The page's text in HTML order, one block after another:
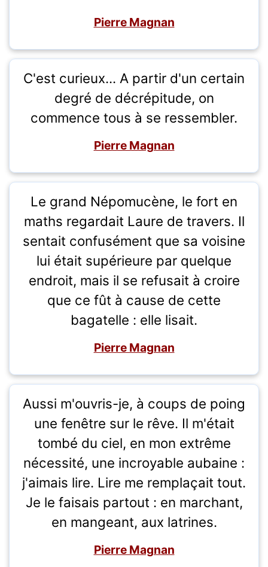
Pierre Magnan
C'est curieux... A partir d'un certain
degré de décrépitude, on
commence tous à se ressembler.
Pierre Magnan
Le grand Népomucène, le fort en
maths regardait Laure de travers. Il
sentait confusément que sa voisine
lui était supérieure par quelque
endroit, mais il se refusait à croire
que ce fût à cause de cette
bagatelle : elle lisait.
Pierre Magnan
Aussi m'ouvris-je, à coups de poing
une fenêtre sur le rêve. Il m'était
tombé du ciel, en mon extrême
nécessité, une incroyable aubaine :
j'aimais lire. Lire me remplaçait tout.
Je le faisais partout : en marchant,
en mangeant, aux latrines.
Pierre Magnan